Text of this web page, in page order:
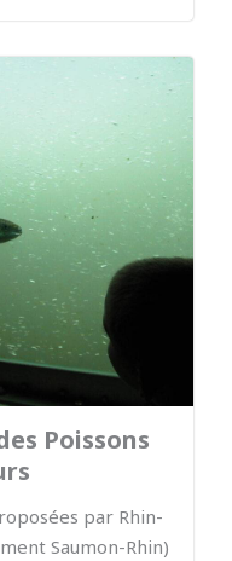
Poissons
par Rhin-
Saumon-Rhin)